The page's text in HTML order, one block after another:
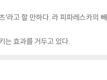
라고 할 만하다. 라 피파레스카의 빼
는 효과를 거두고 있다.